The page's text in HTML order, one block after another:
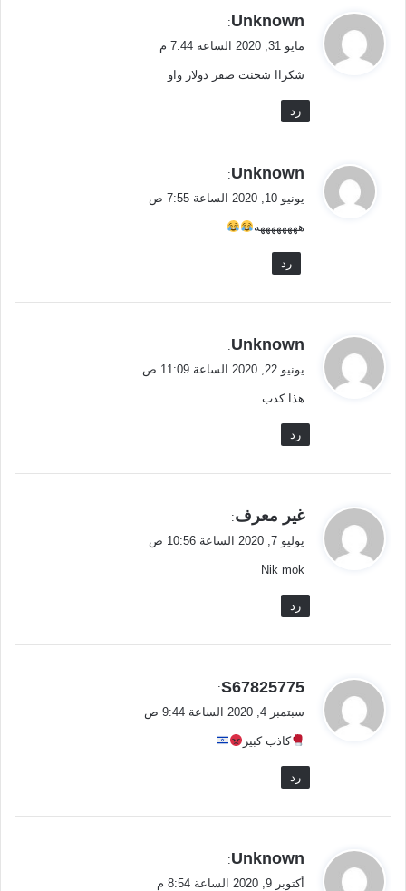
ي
ل
Unknown
:
مايو 31, 2020 الساعة 7:44 م
شكراا شحنت صفر دولار واو
رد
ي
ل
Unknown
:
يونيو 10, 2020 الساعة 7:55 ص
ههههههههه
رد
ي
ل
Unknown
:
يونيو 22, 2020 الساعة 11:09 ص
هذا كذب
رد
ي
ل
غير معرف:
يوليو 7, 2020 الساعة 10:56 ص
Nik mok
رد
ي
ل
S67825775
:
سبتمبر 4, 2020 الساعة 9:44 ص
كاذب كبير
رد
ي
ق
Unknown
:
أكتوبر 9, 2020 الساعة 8:54 م